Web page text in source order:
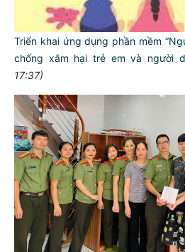
Triển khai ứng dụng phần mềm
chống xâm hại trẻ em và người
17:37)